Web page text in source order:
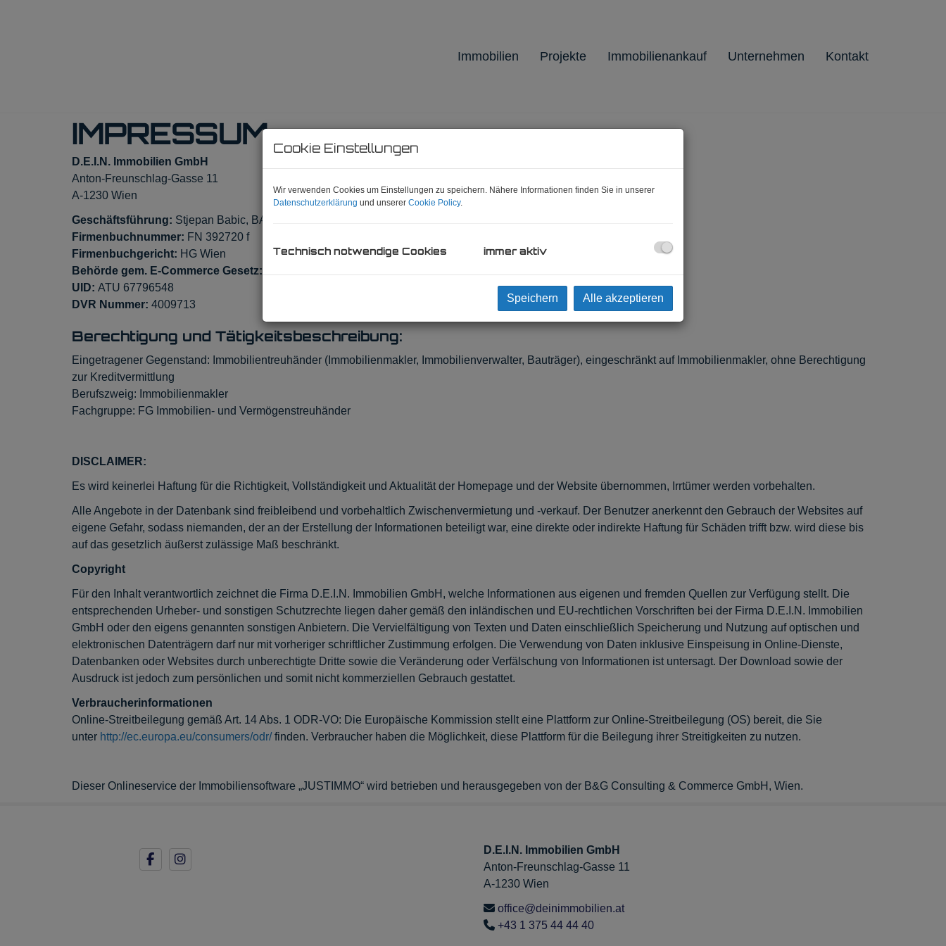
Immobilien Projekte Immobilienankauf Unternehmen Kontakt
IMPRESSUM
D.E.I.N. Immobilien GmbH
Anton-Freunschlag-Gasse 11
A-1230 Wien
Geschäftsführung: Stjepan Babic, BA MA
Firmenbuchnummer: FN 392720 f
Firmenbuchgericht: HG Wien
Behörde gem. E-Commerce Gesetz:
UID: ATU 67796548
DVR Nummer: 4009713
Berechtigung und Tätigkeitsbeschreibung:
Eingetragener Gegenstand: Immobilientreuhänder (Immobilienmakler, Immobilienverwalter, Bauträger), eingeschränkt auf Immobilienmakler, ohne Berechtigung
zur Kreditvermittlung
Berufszweig: Immobilienmakler
Fachgruppe: FG Immobilien- und Vermögenstreuhänder
DISCLAIMER:
Es wird keinerlei Haftung für die Richtigkeit, Vollständigkeit und Aktualität der Homepage und der Website übernommen, Irrtümer werden vorbehalten.
Alle Angebote in der Datenbank sind freibleibend und vorbehaltlich Zwischenvermietung und -verkauf. Der Benutzer anerkennt den Gebrauch der Websites auf
eigene Gefahr, sodass niemanden, der an der Erstellung der Informationen beteiligt war, eine direkte oder indirekte Haftung für Schäden trifft bzw. wird diese bis
auf das gesetzlich äußerst zulässige Maß beschränkt.
Copyright
Für den Inhalt verantwortlich zeichnet die Firma D.E.I.N. Immobilien GmbH, welche Informationen aus eigenen und fremden Quellen zur Verfügung stellt. Die
entsprechenden Urheber- und sonstigen Schutzrechte liegen daher gemäß den inländischen und EU-rechtlichen Vorschriften bei der Firma D.E.I.N. Immobilien
GmbH oder den eigens genannten sonstigen Anbietern. Die Vervielfältigung von Texten und Daten einschließlich Speicherung und Nutzung auf optischen und
elektronischen Datenträgern darf nur mit vorheriger schriftlicher Zustimmung erfolgen. Die Verwendung von Daten inklusive Einspeisung in Online-Dienste,
Datenbanken oder Websites durch unberechtigte Dritte sowie die Veränderung oder Verfälschung von Informationen ist untersagt. Der Download sowie der
Ausdruck ist jedoch zum persönlichen und somit nicht kommerziellen Gebrauch gestattet.
Verbraucherinformationen
Online-Streitbeilegung gemäß Art. 14 Abs. 1 ODR-VO: Die Europäische Kommission stellt eine Plattform zur Online-Streitbeilegung (OS) bereit, die Sie
unter http://ec.europa.eu/consumers/odr/finden. Verbraucher haben die Möglichkeit, diese Plattform für die Beilegung ihrer Streitigkeiten zu nutzen.
Dieser Onlineservice der Immobiliensoftware „JUSTIMMO“ wird betrieben und herausgegeben von der B&G Consulting & Commerce GmbH, Wien.
D.E.I.N. Immobilien GmbH
Anton-Freunschlag-Gasse 11
A-1230 Wien
office@deinimmobilien.at
+43 1 375 44 44 40
Cookie Einstellungen
Wir verwenden Cookies um Einstellungen zu speichern. Nähere Informationen finden Sie in unserer
Datenschutzerklärung und unserer Cookie Policy.
Technisch notwendige Cookies immer aktiv
Speichern Alle akzeptieren